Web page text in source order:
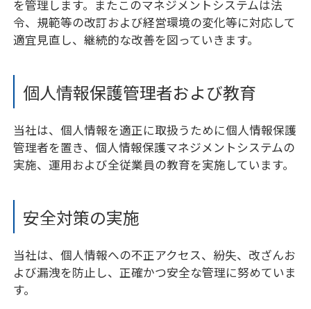
を管理します。またこのマネジメントシステムは法
令、規範等の改訂および経営環境の変化等に対応して
適宜見直し、継続的な改善を図っていきます。
個人情報保護管理者および教育
当社は、個人情報を適正に取扱うために個人情報保護
管理者を置き、個人情報保護マネジメントシステムの
実施、運用および全従業員の教育を実施しています。
安全対策の実施
当社は、個人情報への不正アクセス、紛失、改ざんお
よび漏洩を防止し、正確かつ安全な管理に努めていま
す。